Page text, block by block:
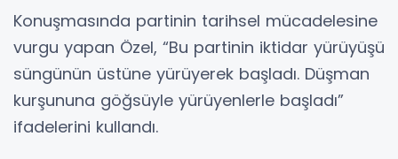
Konuşmasında partinin tarihsel mücadelesine
vurgu yapan Özel, “Bu partinin iktidar yürüyüşü
süngünün üstüne yürüyerek başladı. Düşman
kurşununa göğsüyle yürüyenlerle başladı”
ifadelerini kullandı.